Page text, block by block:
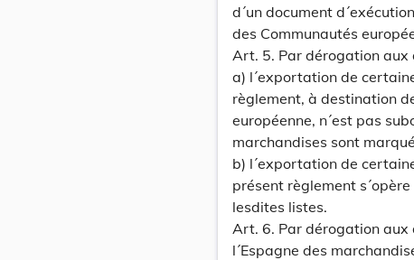
d´un document
des Communautés
Art. 5. Par dérogation aux
a) l´exportation de
règlement, à destination
européenne, n´est pas
marchandises sont
b) l´exportation de
présent règlement
lesdites listes.
Art. 6. Par dérogation aux
l´Espagne des